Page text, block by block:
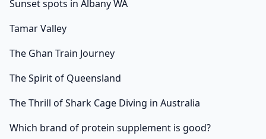
Sunset spots in Albany WA
Tamar Valley
The Ghan Train Journey
The Spirit of Queensland
The Thrill of Shark Cage Diving in Australia
Which brand of protein supplement is good?